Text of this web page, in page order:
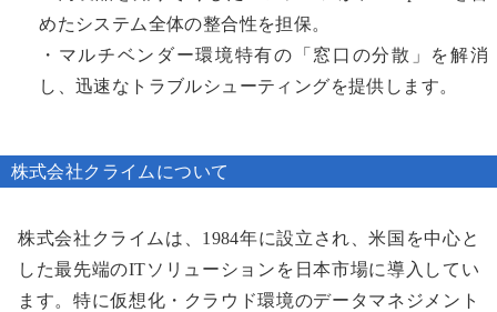
めたシステム全体の整合性を担保。
・マルチベンダー環境特有の「窓口の分散」を解消
し、迅速なトラブルシューティングを提供します。
株式会社クライムについて
株式会社クライムは、1984年に設立され、米国を中心と
した最先端のITソリューションを日本市場に導入してい
ます。特に仮想化・クラウド環境のデータマネジメント